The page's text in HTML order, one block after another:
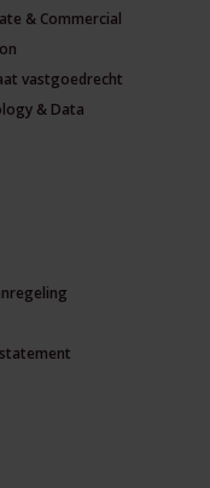
& Commercial
vastgoedrecht
& Data